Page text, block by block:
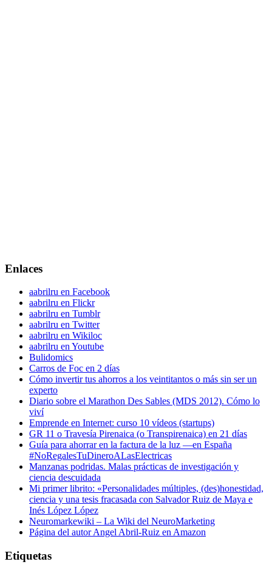
Enlaces
aabrilru en Facebook
aabrilru en Flickr
aabrilru en Tumblr
aabrilru en Twitter
aabrilru en Wikiloc
aabrilru en Youtube
Bulidomics
Carros de Foc en 2 días
Cómo invertir tus ahorros a los veintitantos o más sin ser un
experto
Diario sobre el Marathon Des Sables (MDS 2012). Cómo lo
viví
Emprende en Internet: curso 10 vídeos (startups)
GR 11 o Travesía Pirenaica (o Transpirenaica) en 21 días
Guía para ahorrar en la factura de la luz —en España
#NoRegalesTuDineroALasElectricas
Manzanas podridas. Malas prácticas de investigación y
ciencia descuidada
Mi primer librito: «Personalidades múltiples, (des)honestidad,
ciencia y una tesis fracasada con Salvador Ruiz de Maya e
Inés López López
Neuromarkewiki – La Wiki del NeuroMarketing
Página del autor Angel Abril-Ruiz en Amazon
Etiquetas